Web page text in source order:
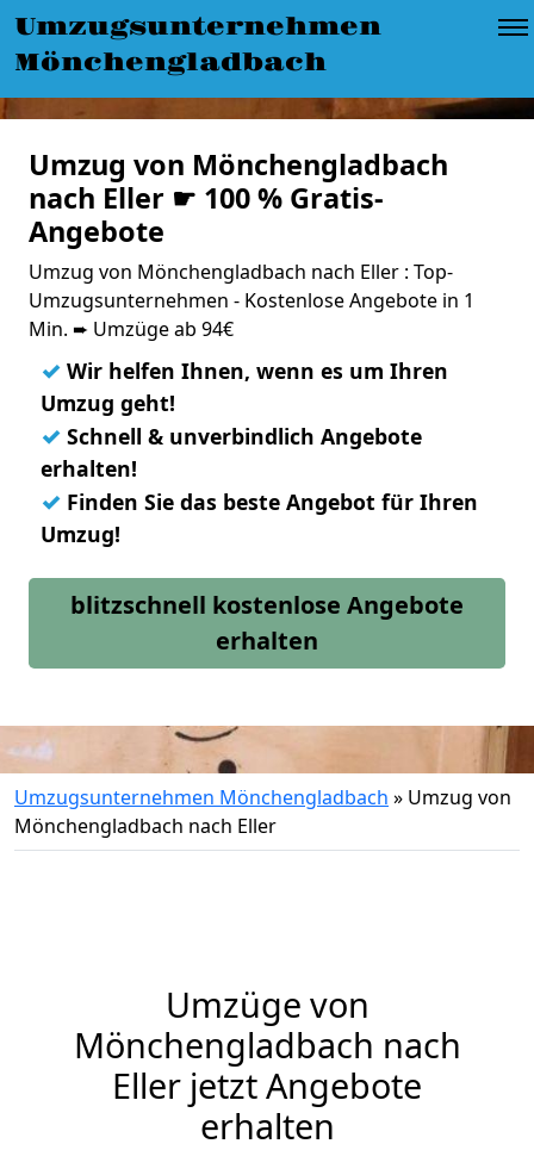
Umzugsunternehmen
Mönchengladbach
Umzug von Mönchengladbach
nach Eller ☛ 100 % Gratis-
Angebote
Umzug von Mönchengladbach nach Eller : Top-
Umzugsunternehmen - Kostenlose Angebote in 1
Min. ➨ Umzüge ab 94€
✓ Wir helfen Ihnen, wenn es um Ihren
Umzug geht!
✓ Schnell & unverbindlich Angebote
erhalten!
✓ Finden Sie das beste Angebot für Ihren
Umzug!
blitzschnell kostenlose Angebote
erhalten
Umzugsunternehmen Mönchengladbach » Umzug von
Mönchengladbach nach Eller
Umzüge von
Mönchengladbach nach
Eller jetzt Angebote
erhalten